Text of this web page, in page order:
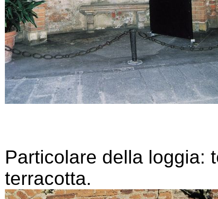
Particolare della loggia:
terracotta.